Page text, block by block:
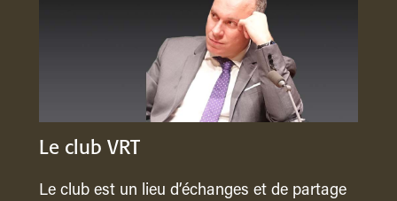
Le club VRT
Le club est un lieu d’échanges et de partage